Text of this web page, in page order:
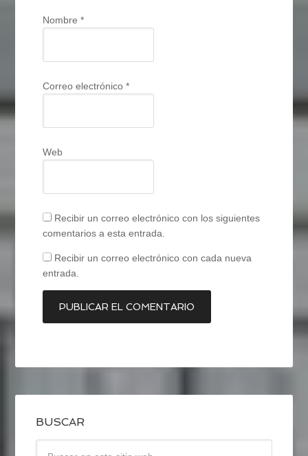
Nombre*
Correo electrónico*
Web
Recibir un correo electrónico con los siguientes
comentarios a esta entrada.
Recibir un correo electrónico con cada nueva
entrada.
BUSCAR